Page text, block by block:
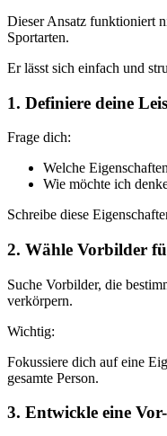
Dieser Ansatz funktioniert
Sportarten.
Er lässt sich einfach und
1. Definiere deine
Frage dich:
Welche
Wie möchte ich
Schreibe diese
2. Wähle Vorbilder
Suche Vorbilder, die
verkörpern.
Wichtig:
Fokussiere dich auf eine
gesamte Person.
3. Entwickle eine